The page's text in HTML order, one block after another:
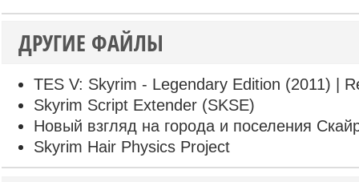
ДРУГИЕ ФАЙЛЫ
TES V: Skyrim - Legendary Edition (2011) |
Skyrim Script Extender (SKSE)
Новый взгляд на города и поселения
Skyrim Hair Physics Project